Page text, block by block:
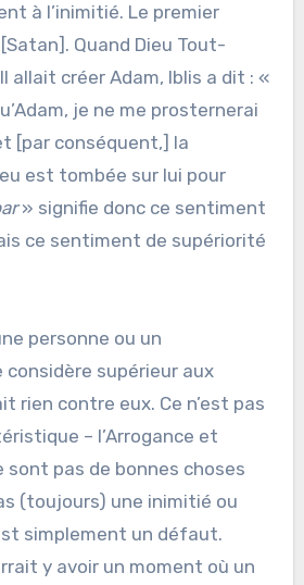
à l’inimitié. Le premier
Quand Dieu Tout-
allait créer Adam, Iblis a dit : «
je ne me prosternerai
[par conséquent,] la
est tombée sur lui pour
» signifie donc ce sentiment
ce sentiment de supériorité
personne ou un
supérieur aux
rien contre eux. Ce n’est pas
– l’Arrogance et
sont pas de bonnes choses
(toujours) une inimitié ou
simplement un défaut.
y avoir un moment où un